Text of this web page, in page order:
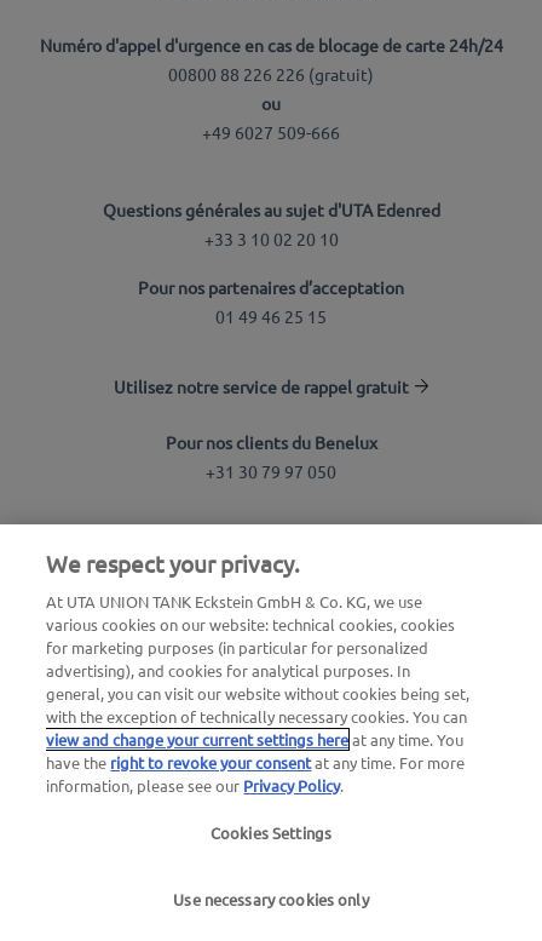
Numéro d'appel d'urgence en cas de blocage de carte 24h/24
00800 88 226 226 (gratuit)
ou
+49 6027 509-666
Questions générales au sujet d'UTA Edenred
+33 3 10 02 20 10
Pour nos partenaires d’acceptation
01 49 46 25 15
Utilisez notre service de rappel gratuit
Pour nos clients du Benelux
+31 30 79 97 050
Recherche de station
Connexion à l'espace client
À propos d'UTA Edenred
Blog
Mentions légales|Politique de confidentialité |
We respect your privacy.
At UTA UNION TANK Eckstein GmbH & Co. KG, we use
various cookies on our website: technical cookies, cookies
for marketing purposes (in particular for personalized
advertising), and cookies for analytical purposes. In
general, you can visit our website without cookies being set,
with the exception of technically necessary cookies. You can
view and change your current settings hereat any time. You
have the right to revoke your consentat any time. For more
information, please see our Privacy Policy.
Cookies Settings
Use necessary cookies only